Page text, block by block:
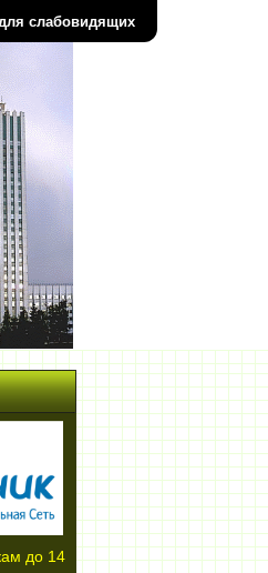
слабовидящих
до 14